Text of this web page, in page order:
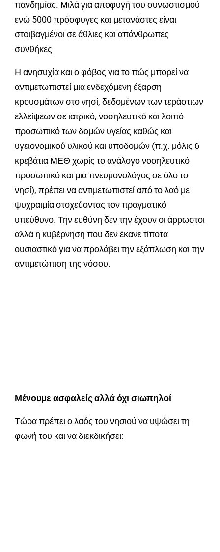
πανδημίας. Μιλά για αποφυγή του συνωστισμού
ενώ 5000 πρόσφυγες και μετανάστες είναι
στοιβαγμένοι σε άθλιες και απάνθρωπες
συνθήκες
Η ανησυχία και ο φόβος για το πώς μπορεί να
αντιμετωπιστεί μια ενδεχόμενη έξαρση
κρουσμάτων στο νησί, δεδομένων των τεράστιων
ελλείψεων σε ιατρικό, νοσηλευτικό και λοιπό
προσωπικό των δομών υγείας καθώς και
υγειονομικού υλικού και υποδομών (π.χ. μόλις 6
κρεβάτια ΜΕΘ χωρίς το ανάλογο νοσηλευτικό
προσωπικό και μια πνευμονολόγος σε όλο το
νησί), πρέπει να αντιμετωπιστεί από το λαό με
ψυχραιμία στοχεύοντας τον πραγματικό
υπεύθυνο. Την ευθύνη δεν την έχουν οι άρρωστοι
αλλά η κυβέρνηση που δεν έκανε τίποτα
ουσιαστικό για να προλάβει την εξάπλωση και την
αντιμετώπιση της νόσου.
Μένουμε ασφαλείς αλλά όχι σιωπηλοί
Τώρα πρέπει ο λαός του νησιού να υψώσει τη
φωνή του και να διεκδικήσει: